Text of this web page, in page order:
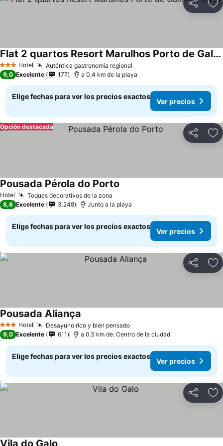
Compartir
3 Estrellas
Hotel Auténtica gastronomía regional
Flat 2 quartos Resort Marulhos Porto de Galinhas C401
9,0 Excelente 177 a 0.4 km de la playa
Elige fechas para ver los precios exactos
Ver precios
Compartir
Opción destacada
Hotel Toques decorativos de la zona
Pousada Pérola do Porto
8,6 Excelente 3.248 Junto a la playa
Elige fechas para ver los precios exactos
Ver precios
Compartir
3 Estrellas
Hotel Desayuno rico y bien pensado
Pousada Aliança
9,0 Excelente 611 a 0.5 km de: Centro de la ciudad
Elige fechas para ver los precios exactos
Ver precios
Compartir
Vila do Galo